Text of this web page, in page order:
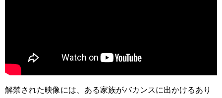
解禁された映像には、ある家族がバカンスに出かけるあり